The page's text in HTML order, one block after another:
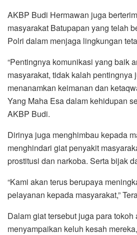
AKBP Budi Hermawan juga
masyarakat Batupapan yang telah
Polri dalam menjaga lingkungan
“Pentingnya komunikasi yang baik
masyarakat, tidak kalah pentingnya
menanamkan keimanan dan
Yang Maha Esa dalam kehidupan
AKBP Budi.
Dirinya juga menghimbau kepada
menghindari giat penyakit
prostitusi dan narkoba. Serta bijak
“Kami akan terus berupaya
pelayanan kepada masyarakat,”
Dalam giat tersebut juga para
menyampaikan keluh kesah